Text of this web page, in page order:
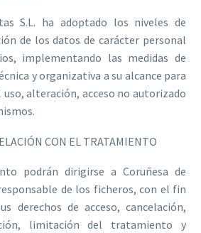
S.L. ha adoptado los niveles de
de los datos de carácter personal
implementando las medidas de
y organizativa a su alcance para
alteración, acceso no autorizado
CON EL TRATAMIENTO
podrán dirigirse a Coruñesa de
de los ficheros, con el fin
derechos de acceso, cancelación,
limitación del tratamiento y